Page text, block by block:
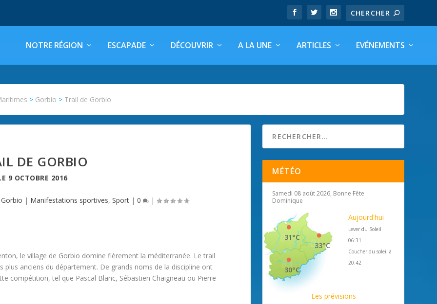
NOTRE RÉGION ESCAPADE DÉCOUVRIR A LA UNE ARTICLES EVÉNEMENTS
> Gorbio > Trail de Gorbio
DE GORBIO
9 OCTOBRE 2016
Gorbio | Manifestations sportives, Sport| 0 |
le village de Gorbio domine fièrement la méditerranée. Le trail
plus anciens du département. De grands noms de la discipline ont
compétition, tel que Pascal Blanc, Sébastien Chaigneau ou Pierre
MÉTÉO
Samedi 08 août 2026, Bonne Fête
Dominique
33°C
31°C
30°C
Aujourd'hui
Lever du Soleil
06:31
Coucher du soleil à
20:42
Les prévisions